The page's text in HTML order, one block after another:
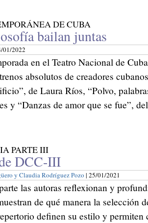
DE CUBA
bailan juntas
01/2022
en el Teatro Nacional de
absolutos de creadores
de Laura Ríos, “Polvo,
y “Danzas de amor que se fue”,
PARTE III
DCC-III
y Claudia Rodríguez Pozo | 25/01/2021
las autoras reflexionan y
de qué manera la selección
definen su estilo y permiten